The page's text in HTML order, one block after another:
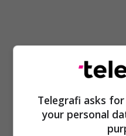
Telegrafi asks
your personal